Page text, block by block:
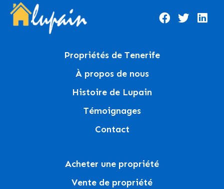
Propriétés de Tenerife
À propos de nous
Histoire de Lupain
Témoignages
Contact
Acheter une propriété
Vente de propriété